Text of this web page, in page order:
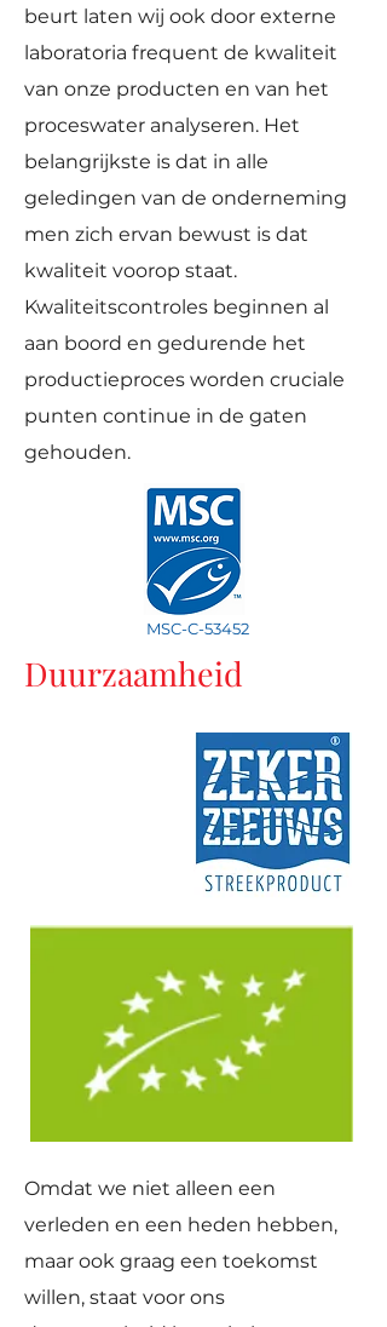
beurt laten wij ook door externe
laboratoria frequent de kwaliteit
van onze producten en van het
proceswater analyseren. Het
belangrijkste is dat in alle
geledingen van de onderneming
men zich ervan bewust is dat
kwaliteit voorop staat.
Kwaliteitscontroles beginnen al
aan boord en gedurende het
productieproces worden cruciale
punten continue in de gaten
gehouden.
MSC-C-53452
Duurzaamheid
Omdat we niet alleen een
verleden en een heden hebben,
maar ook graag een toekomst
willen, staat voor ons